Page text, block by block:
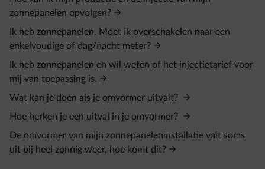
zonnepanelen opvolgen?
Ik heb zonnepanelen. Moet ik overschakelen naar een
enkelvoudige of dag/nacht meter?
Ik heb zonnepanelen en wil weten of het injectietarief voor
mij van toepassing is.
Wat kan je doen als je omvormer uitvalt?
Hoe herken je een uitval in je omvormer?
De omvormer van mijn zonnepaneleninstallatie valt soms
uit bij heel zonnig weer, hoe komt dit?